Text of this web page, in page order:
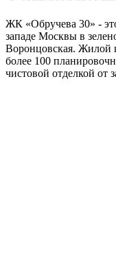
ЖК «Обручева 30» -
западе Москвы в
Воронцовская. Жилой
более 100
чистовой отделкой от